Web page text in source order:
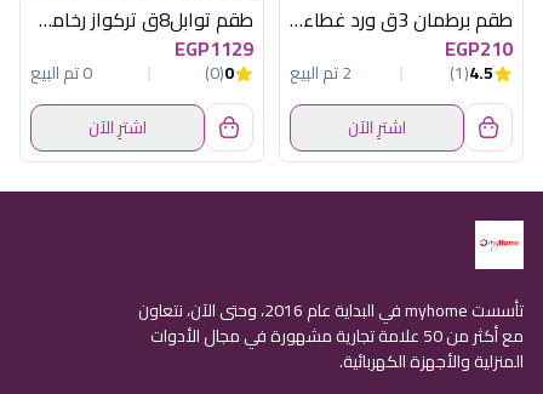
طقم برطمان 3ق ورد غطاء مينت جرين هيريفين
EGP210
4.5
(1)
2 تم البيع
اشترِ الآن
طقم توابل8ق تركواز رخامى باستاندهابى هوم
EGP1129
0
(0)
0 تم البيع
اشترِ الآن
تأسست myhome في البداية عام 2016، وحتى الآن، نتعاون
مع أكثر من 50 علامة تجارية مشهورة في مجال الأدوات
المنزلية والأجهزة الكهربائية.